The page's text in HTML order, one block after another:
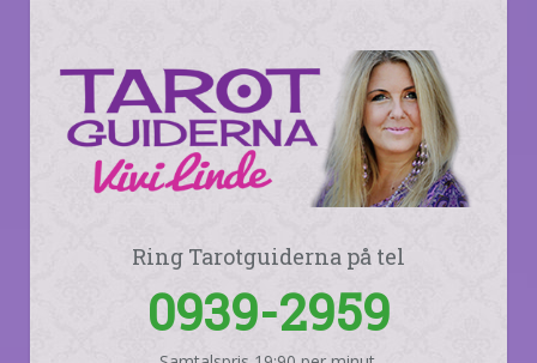
Ring Tarotguiderna på tel
0939-2959